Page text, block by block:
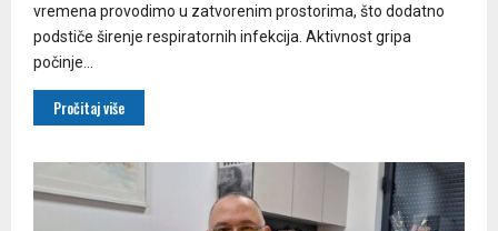
vremena provodimo u zatvorenim prostorima, što dodatno
podstiče širenje respiratornih infekcija. Aktivnost gripa
počinje...
Pročitaj više